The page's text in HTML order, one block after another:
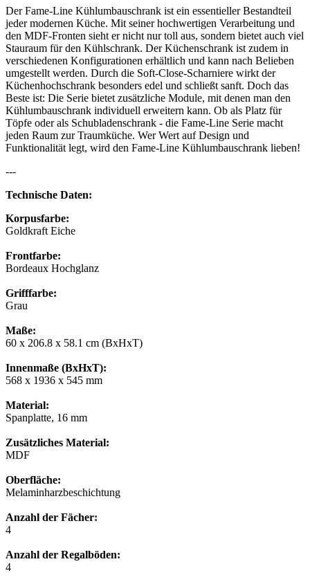
Der Fame-Line Kühlumbauschrank ist ein essentieller Bestandteil
jeder modernen Küche. Mit seiner hochwertigen Verarbeitung und
den MDF-Fronten sieht er nicht nur toll aus, sondern bietet auch viel
Stauraum für den Kühlschrank. Der Küchenschrank ist zudem in
verschiedenen Konfigurationen erhältlich und kann nach Belieben
umgestellt werden. Durch die Soft-Close-Scharniere wirkt der
Küchenhochschrank besonders edel und schließt sanft. Doch das
Beste ist: Die Serie bietet zusätzliche Module, mit denen man den
Kühlumbauschrank individuell erweitern kann. Ob als Platz für
Töpfe oder als Schubladenschrank - die Fame-Line Serie macht
jeden Raum zur Traumküche. Wer Wert auf Design und
Funktionalität legt, wird den Fame-Line Kühlumbauschrank lieben!
---
Technische Daten:
Korpusfarbe:
Goldkraft Eiche
Frontfarbe:
Bordeaux Hochglanz
Grifffarbe:
Grau
Maße:
60 x 206.8 x 58.1 cm (BxHxT)
Innenmaße (BxHxT):
568 x 1936 x 545 mm
Material:
Spanplatte, 16 mm
Zusätzliches Material:
MDF
Oberfläche:
Melaminharzbeschichtung
Anzahl der Fächer:
4
Anzahl der Regalböden:
4